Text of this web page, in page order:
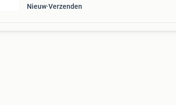
Nieuw Verzenden